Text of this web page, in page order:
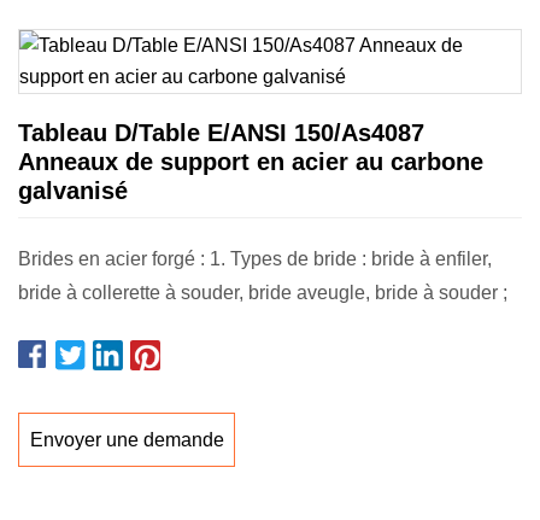
Tableau D/Table E/ANSI 150/As4087
Anneaux de support en acier au carbone
galvanisé
Brides en acier forgé : 1. Types de bride : bride à enfiler,
bride à collerette à souder, bride aveugle, bride à souder ;
Envoyer une demande